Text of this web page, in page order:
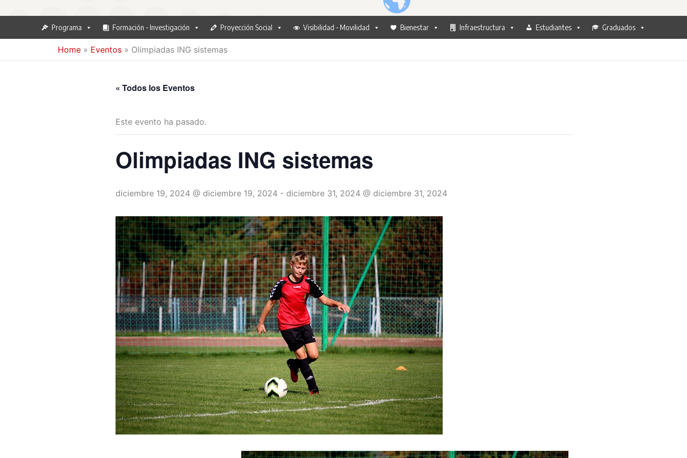
Programa Formación - Investigación Proyección Social Visibilidad - Movilidad Bienestar Infraestructura Estudiantes Graduados
Home » Eventos » Olimpiadas ING sistemas
« Todos los Eventos
Este evento ha pasado.
Olimpiadas ING sistemas
diciembre 19, 2024 @ diciembre 19, 2024- diciembre 31, 2024 @ diciembre 31, 2024